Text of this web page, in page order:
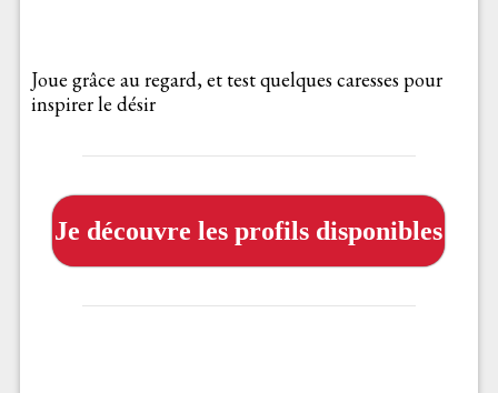
Joue grâce au regard, et test quelques caresses pour
inspirer le désir
Je découvre les profils disponibles